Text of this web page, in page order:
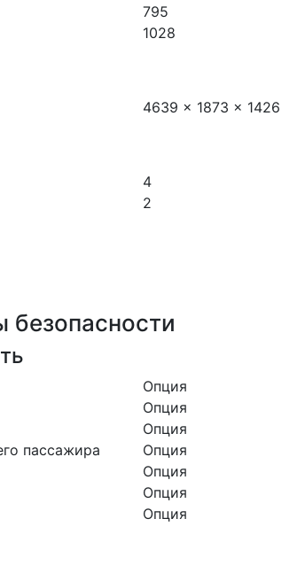
795
1028
4639 x 1873 x 1426
4
2
безопасности
Опция
Опция
Опция
пассажира
Опция
Опция
Опция
Опция